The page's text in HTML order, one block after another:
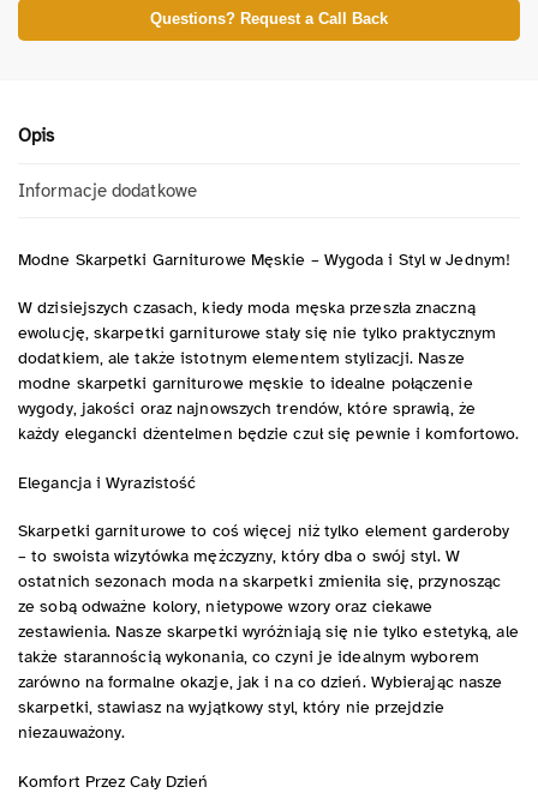
Questions? Request a Call Back
Opis
Informacje dodatkowe
Modne Skarpetki Garniturowe Męskie – Wygoda i Styl w Jednym!
W dzisiejszych czasach, kiedy moda męska przeszła znaczną
ewolucję, skarpetki garniturowe stały się nie tylko praktycznym
dodatkiem, ale także istotnym elementem stylizacji. Nasze
modne skarpetki garniturowe męskie to idealne połączenie
wygody, jakości oraz najnowszych trendów, które sprawią, że
każdy elegancki dżentelmen będzie czuł się pewnie i komfortowo.
Elegancja i Wyrazistość
Skarpetki garniturowe to coś więcej niż tylko element garderoby
– to swoista wizytówka mężczyzny, który dba o swój styl. W
ostatnich sezonach moda na skarpetki zmieniła się, przynosząc
ze sobą odważne kolory, nietypowe wzory oraz ciekawe
zestawienia. Nasze skarpetki wyróżniają się nie tylko estetyką, ale
także starannością wykonania, co czyni je idealnym wyborem
zarówno na formalne okazje, jak i na co dzień. Wybierając nasze
skarpetki, stawiasz na wyjątkowy styl, który nie przejdzie
niezauważony.
Komfort Przez Cały Dzień